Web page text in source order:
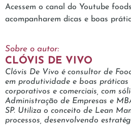
Acessem o canal do Youtube
acompanharem dicas e boas
Sobre o autor:
CLÓVIS DE VIVO
Clóvis De Vivo é consultor de
em produtividade e boas práticas
corporativos e comerciais, com
Administração de Empresas e
SP. Utiliza o conceito de Lean
processos, desenvolvendo